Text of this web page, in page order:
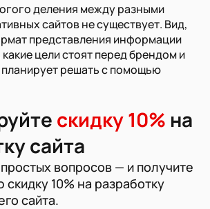
деления между разными
сайтов не существует. Вид,
представления информации
какие цели стоят перед брендом и
планирует решать с помощью
скидку 10% на
сайта
вопросов — и получите
10% на разработку
сайта.